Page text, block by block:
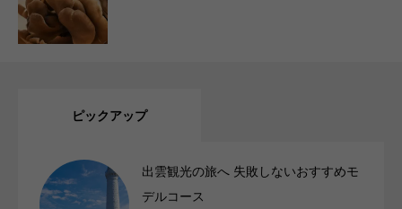
ピックアップ
出雲観光の旅へ 失敗しないおすすめモ
デルコース